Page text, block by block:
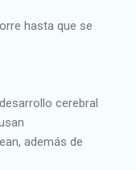
hasta que se
cerebral
además de